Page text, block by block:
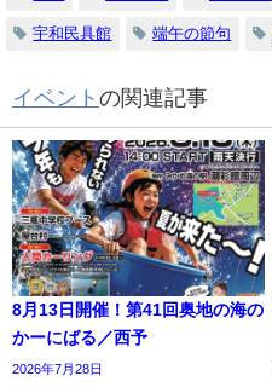
宇和民具館 端午の節句
イベント の関連記事
8月13日開催！第41回奥地の海の
かーにばる／西予
2026年7月28日